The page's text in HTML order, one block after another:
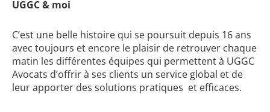
UGGC & moi
C’est une belle histoire qui se poursuit depuis 16 ans
avec toujours et encore le plaisir de retrouver chaque
matin les différentes équipes qui permettent à UGGC
Avocats d’offrir à ses clients un service global et de
leur apporter des solutions pratiques et efficaces.